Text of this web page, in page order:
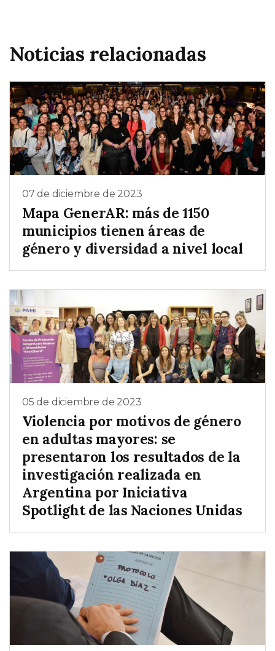
Noticias relacionadas
07 de diciembre de 2023
Mapa GenerAR: más de 1150
municipios tienen áreas de
género y diversidad a nivel local
05 de diciembre de 2023
Violencia por motivos de género
en adultas mayores: se
presentaron los resultados de la
investigación realizada en
Argentina por Iniciativa
Spotlight de las Naciones Unidas